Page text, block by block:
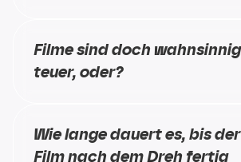
Filme sind doch wahnsinnig
teuer, oder?
Wie lange dauert es, bis der
Film nach dem Dreh fertig